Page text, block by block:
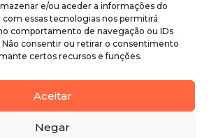
e/ou aceder a informações do
essas tecnologias nos permitirá
comportamento de navegação ou IDs
Não consentir ou retirar o consentimento
certos recursos e funções.
Aceitar
Negar
Económico. Todos os direitos